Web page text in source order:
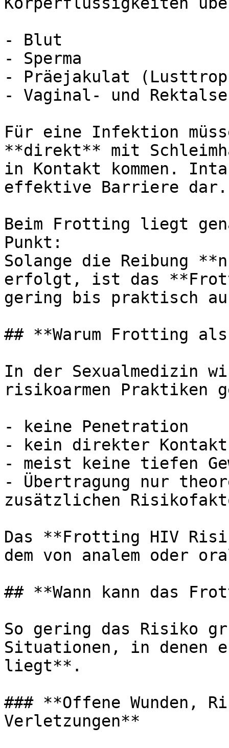
- Blut
- Sperma
- Präejakulat
- Vaginal- und
Für eine Infektion
**direkt** mit
in Kontakt kommen.
effektive Barriere dar.
Beim Frotting liegt
Punkt:
Solange die Reibung
erfolgt, ist das
gering bis praktisch
## **Warum Frotting
In der Sexualmedizin
risikoarmen Praktiken
- keine Penetration
- kein direkter Kontakt
- meist keine tiefen
- Übertragung nur
zusätzlichen
Das **Frotting HIV
dem von analem oder
## **Wann kann das
So gering das Risiko
Situationen, in denen
liegt**.
### **Offene Wunden,
Verletzungen**